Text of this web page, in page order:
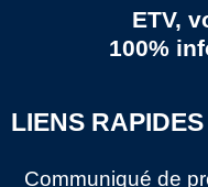
ETV,
100%
LIENS RAPIDES
Communiqué de